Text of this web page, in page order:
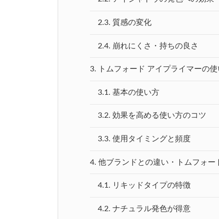
2.3. 質感の変化
2.4. 崩れにくさ・持ちの良さ
3. トムフォード アイプライマーの
3.1. 基本の使い方
3.2. 効果を高める使い方のコツ
3.3. 使用タイミングと頻度
4. 他ブランドとの違い・トムフォー
4.1. リキッドタイプの特徴
4.2. ナチュラル発色が得意